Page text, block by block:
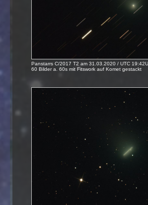
Panstarrs C/2017 T2 am 31.03.2020 / UTC
60 Bilder a. 60s mit Fitswork auf Komet gestackt